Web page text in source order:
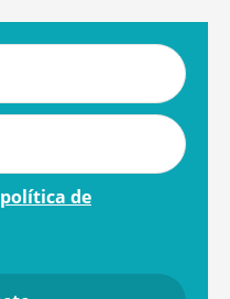
política de